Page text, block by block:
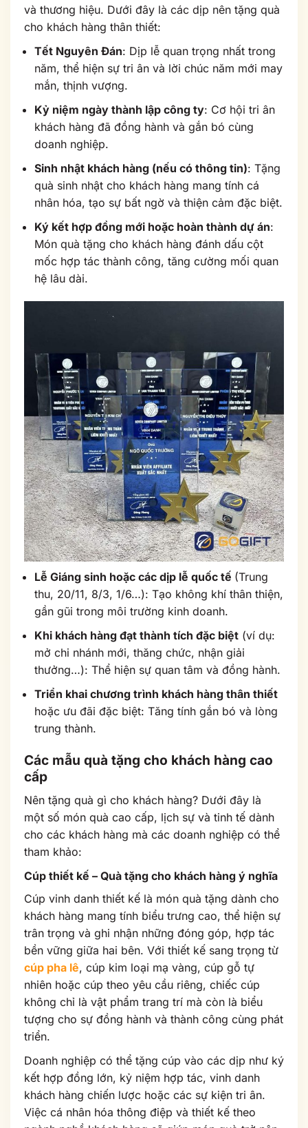
và thương hiệu. Dưới đây là các dịp nên tặng quà
cho khách hàng thân thiết:
Tết Nguyên Đán: Dịp lễ quan trọng nhất trong
năm, thể hiện sự tri ân và lời chúc năm mới may
mắn, thịnh vượng.
Kỷ niệm ngày thành lập công ty: Cơ hội tri ân
khách hàng đã đồng hành và gắn bó cùng
doanh nghiệp.
Sinh nhật khách hàng (nếu có thông tin): Tặng
quà sinh nhật cho khách hàng mang tính cá
nhân hóa, tạo sự bất ngờ và thiện cảm đặc biệt.
Ký kết hợp đồng mới hoặc hoàn thành dự án:
Món quà tặng cho khách hàng đánh dấu cột
mốc hợp tác thành công, tăng cường mối quan
hệ lâu dài.
Lễ Giáng sinh hoặc các dịp lễ quốc tế (Trung
thu, 20/11, 8/3, 1/6…): Tạo không khí thân thiện,
gần gũi trong môi trường kinh doanh.
Khi khách hàng đạt thành tích đặc biệt (ví dụ:
mở chi nhánh mới, thăng chức, nhận giải
thưởng…): Thể hiện sự quan tâm và đồng hành.
Triển khai chương trình khách hàng thân thiết
hoặc ưu đãi đặc biệt: Tăng tính gắn bó và lòng
trung thành.
Các mẫu quà tặng cho khách hàng cao
cấp
Nên tặng quà gì cho khách hàng? Dưới đây là
một số món quà cao cấp, lịch sự và tinh tế dành
cho các khách hàng mà các doanh nghiệp có thể
tham khảo:
Cúp thiết kế – Quà tặng cho khách hàng ý nghĩa
Cúp vinh danh thiết kế là món quà tặng dành cho
khách hàng mang tính biểu trưng cao, thể hiện sự
trân trọng và ghi nhận những đóng góp, hợp tác
bền vững giữa hai bên. Với thiết kế sang trọng từ
cúp pha lê, cúp kim loại mạ vàng, cúp gỗ tự
nhiên hoặc cúp theo yêu cầu riêng, chiếc cúp
không chỉ là vật phẩm trang trí mà còn là biểu
tượng cho sự đồng hành và thành công cùng phát
triển.
Doanh nghiệp có thể tặng cúp vào các dịp như ký
kết hợp đồng lớn, kỷ niệm hợp tác, vinh danh
khách hàng chiến lược hoặc các sự kiện tri ân.
Việc cá nhân hóa thông điệp và thiết kế theo